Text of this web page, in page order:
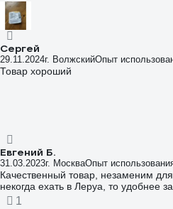
Сергей
29.11.2024г. ВолжскийОпыт
Товар хороший
Евгений Б.
31.03.2023г. МоскваОпыт
Качественный товар, незаменим
некогда ехать в Леруа, то удобнее
1